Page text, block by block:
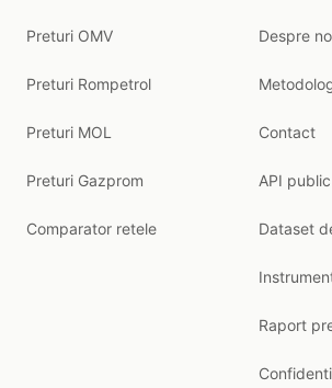
Preturi OMV
Preturi Rompetrol
Preturi MOL
Preturi Gazprom
Comparator retele
Despre
Contact
API public
Dataset
Raport